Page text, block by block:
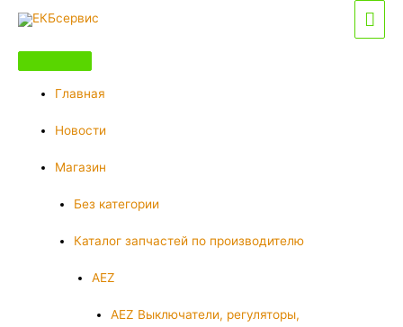
Перейти
содержимому
Главная
Новости
Магазин
Без категории
Каталог запчастей по производителю
AEZ
AEZ Выключатели, регуляторы,